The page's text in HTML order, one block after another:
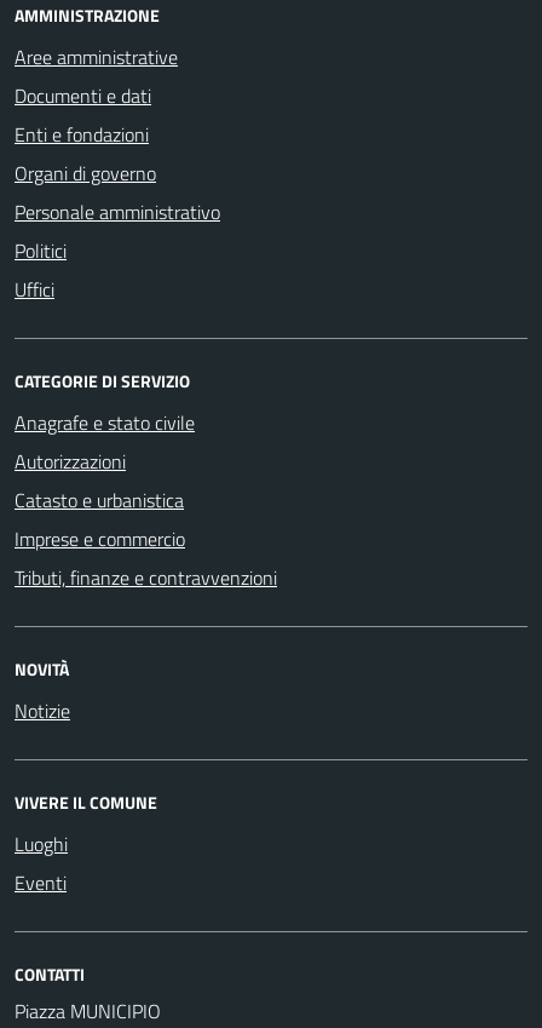
AMMINISTRAZIONE
Aree amministrative
Documenti e dati
Enti e fondazioni
Organi di governo
Personale amministrativo
Politici
Uffici
CATEGORIE DI SERVIZIO
Anagrafe e stato civile
Autorizzazioni
Catasto e urbanistica
Imprese e commercio
Tributi, finanze e contravvenzioni
NOVITÀ
Notizie
VIVERE IL COMUNE
Luoghi
Eventi
CONTATTI
Piazza MUNICIPIO